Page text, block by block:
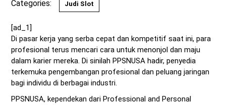
Categories: Judi Slot
[ad_1]
Di pasar kerja yang serba cepat dan kompetitif saat ini, para
profesional terus mencari cara untuk menonjol dan maju
dalam karier mereka. Di sinilah PPSNUSA hadir, penyedia
terkemuka pengembangan profesional dan peluang jaringan
bagi individu di berbagai industri.
PPSNUSA, kependekan dari Professional and Personal